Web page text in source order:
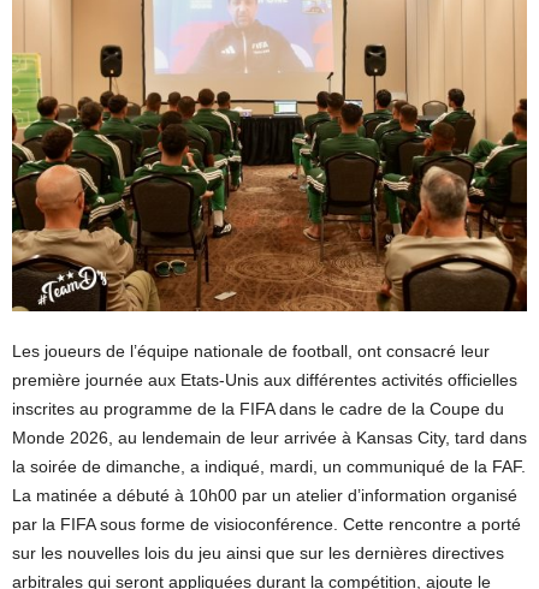
Les joueurs de l’équipe nationale de football, ont consacré leur
première journée aux Etats-Unis aux différentes activités officielles
inscrites au programme de la FIFA dans le cadre de la Coupe du
Monde 2026, au lendemain de leur arrivée à Kansas City, tard dans
la soirée de dimanche, a indiqué, mardi, un communiqué de la FAF.
La matinée a débuté à 10h00 par un atelier d’information organisé
par la FIFA sous forme de visioconférence. Cette rencontre a porté
sur les nouvelles lois du jeu ainsi que sur les dernières directives
arbitrales qui seront appliquées durant la compétition, ajoute le